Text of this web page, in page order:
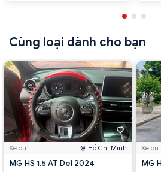
Cùng loại dành cho bạn
Xe cũ Hồ Chí Minh
MG HS 1.5 AT Del 2024
Xe cũ
MG